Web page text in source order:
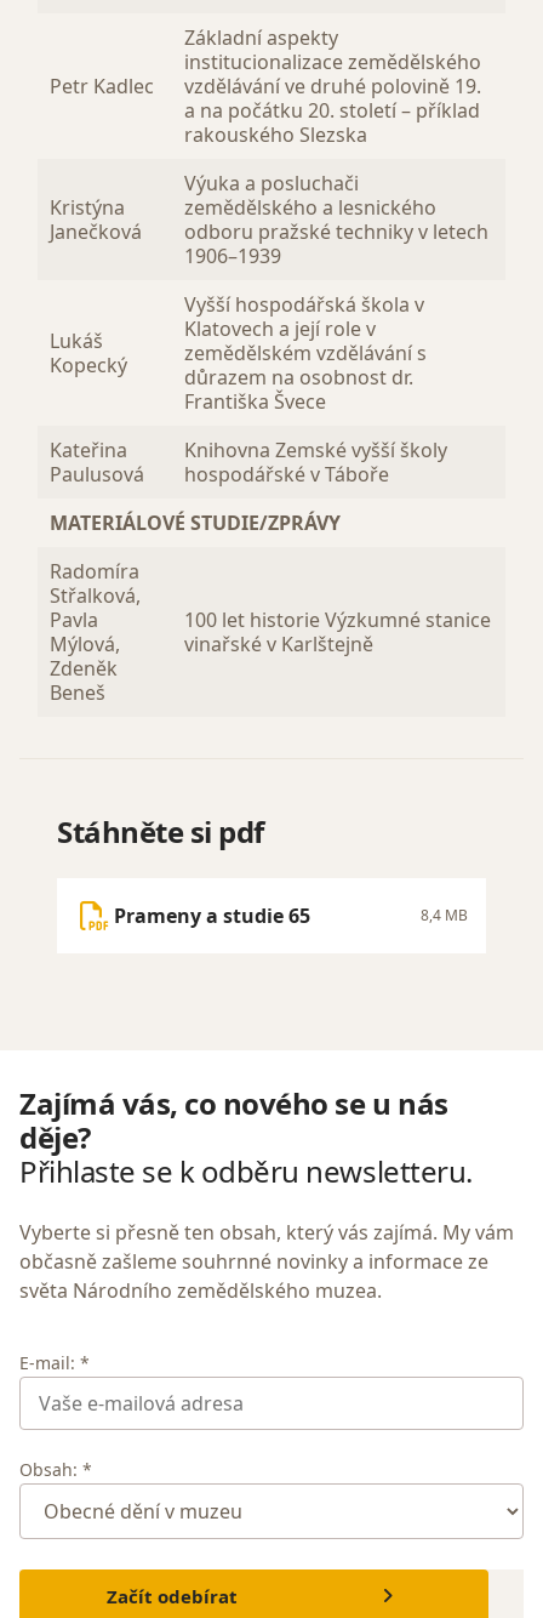
Petr Kadlec
Základní aspekty
institucionalizace zemědělského
vzdělávání ve druhé polovině 19.
a na počátku 20. století – příklad
rakouského Slezska
Kristýna
Janečková
Výuka a posluchači
zemědělského a lesnického
odboru pražské techniky v letech
1906–1939
Lukáš
Kopecký
Vyšší hospodářská škola v
Klatovech a její role v
zemědělském vzdělávání s
důrazem na osobnost dr.
Františka Švece
Kateřina
Paulusová
Knihovna Zemské vyšší školy
hospodářské v Táboře
MATERIÁLOVÉ STUDIE/ZPRÁVY
Radomíra
Střalková,
Pavla
Mýlová,
Zdeněk
Beneš
100 let historie Výzkumné stanice
vinařské v Karlštejně
Stáhněte si pdf
Prameny a studie 65 8,4 MB
Zajímá vás, co nového se u nás
děje?
Přihlaste se k odběru newsletteru.
Vyberte si přesně ten obsah, který vás zajímá. My vám
občasně zašleme souhrnné novinky a informace ze
světa Národního zemědělského muzea.
E-mail: *
Obsah: *
Začít odebírat